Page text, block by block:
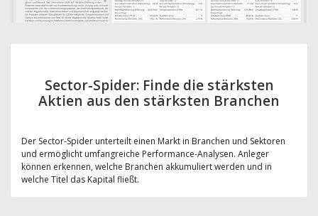
Sector-Spider: Finde die stärksten
Aktien aus den stärksten Branchen
Der Sector-Spider unterteilt einen Markt in Branchen und Sektoren
und ermöglicht umfangreiche Performance-Analysen. Anleger
können erkennen, welche Branchen akkumuliert werden und in
welche Titel das Kapital fließt.